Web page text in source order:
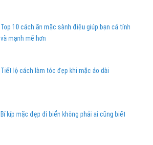
Top 10 cách ăn mặc sành điệu giúp bạn cá tính
và mạnh mẽ hơn
Tiết lộ cách làm tóc đẹp khi mặc áo dài
Bí kíp mặc đẹp đi biển không phải ai cũng biết